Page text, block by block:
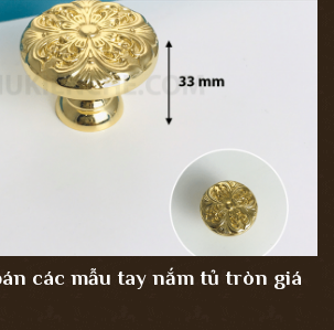
các mẫu tay nắm tủ tròn giá